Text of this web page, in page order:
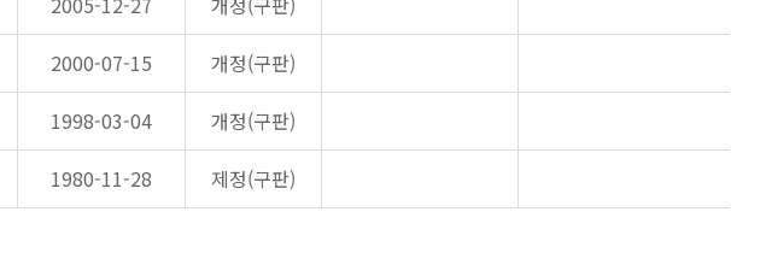
2000-07-15 개정(구판)
1998-03-04 개정(구판)
1980-11-28 제정(구판)